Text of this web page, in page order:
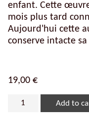
enfant. Cette
mois plus tard
Aujourd'hui cette
conserve intacte
19,00 €
Add to